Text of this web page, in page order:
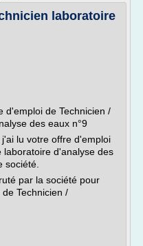
laboratoire
d'emploi de Technicien /
des eaux n°9
lu votre offre d'emploi
laboratoire d'analyse des
société.
par la société pour
Technicien /